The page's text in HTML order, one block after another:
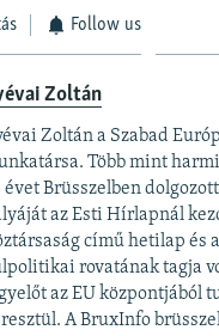
Follow us
Zoltán
Zoltán a Szabad
Több mint
évet Brüsszelben
az Esti Hírlapnál
című hetilap és
rovatának tagja
az EU központjából
A BruxInfo